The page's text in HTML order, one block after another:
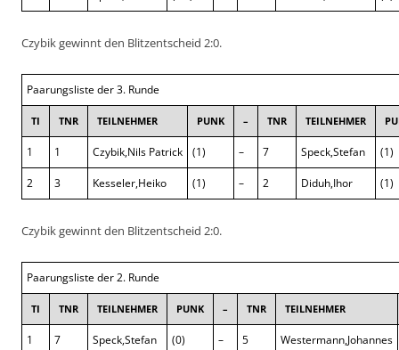
Czybik gewinnt den Blitzentscheid 2:0.
Paarungsliste der 3. Runde
TI TNR TEILNEHMER PUNK – TNR TEILNEHMER
1 1 Czybik,Nils Patrick (1) – 7 Speck,Stefan (1)
2 3 Kesseler,Heiko (1) – 2 Diduh,Ihor (1)
Czybik gewinnt den Blitzentscheid 2:0.
Paarungsliste der 2. Runde
TI TNR TEILNEHMER PUNK – TNR TEILNEHMER
1 7 Speck,Stefan (0) – 5 Westermann,Johannes